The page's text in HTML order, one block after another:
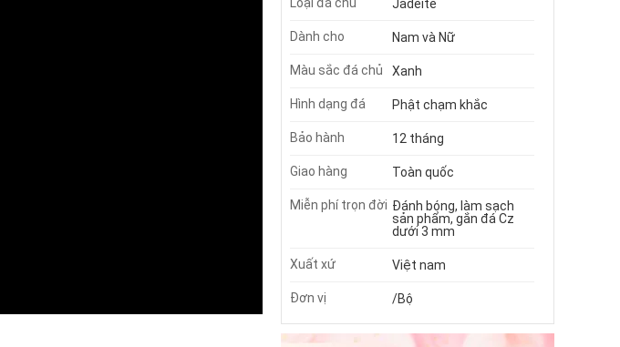
Jadeite
Dành cho Nam và Nữ
Màu sắc đá chủ Xanh
Hình dạng đá Phật chạm khắc
Bảo hành 12 tháng
Giao hàng Toàn quốc
Miễn phí trọn đời Đánh bóng, làm sạch
sản phẩm, gắn đá Cz
dưới 3 mm
Xuất xứ Việt nam
Đơn vị /Bộ